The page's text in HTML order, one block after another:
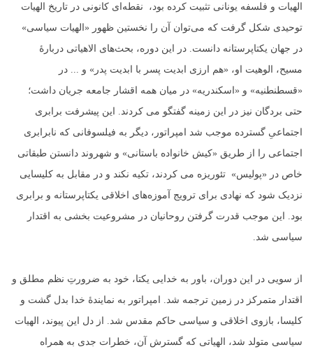
الهیات و فلسفه یونانی تثبیت کرده بود، نقطه‌ای کانونی در تاریخ الهیات
توحیدی شکل گرفت که می‌توان آن را نخستین ظهور «الهیات سیاسی»
در جهان یکتاپرستانه دانست. در این دوره، بحث‌های الاهیاتی دربارهٔ
مسیح، الوهیت او، «هم ارزی ابدیت پسر با ابدیت پدر» و ... در
«قسطنطنیه» و «اسکندریه» در میان همه اقشار جامعه جریان داشت؛
حتی بردگان نیز در این زمینه گفتگو می کردند. این پیشرفت برابری
اجتماعیِ گسترده موجب شد امپراتور، دیگر به فیلسوفانی که نابرابری
اجتماعی را از طریق «کیش خانواده باستانی» و شهروند دانستن طبقاتی
خاص در «پولیس» تئوریزه می کردند، تکیه نکند و در مقابل به کلیسایی
نزدیک شود که نهادی برای ترویج آموزه‌های اخلاقی یکتاپرستانه و برابری
بود. این موجب قدرت گرفتن روحانیان در مشروعیت بخشی به اقتدار
سیاسی شد.
از سویی در این دوران، باور به خدایی یکتا، خود به ضرورتِ نظم مطلق و
اقتدار متمرکز در زمین ترجمه شد. امپراتور به نمایندهٔ خدا بدل گشت و
کلیسا، بازوی اخلاقی و سیاسی حاکم مقدس شد. از دل این پیوند، الهیات
سیاسی متولد شد، الهیاتی که گسترش آن، خطرات جدی به همراه